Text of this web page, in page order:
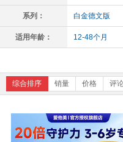
系列： 白金德文版
适用年龄： 12-48个月
综合排序 销量 价格 评